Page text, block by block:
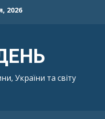
2026
України та світу